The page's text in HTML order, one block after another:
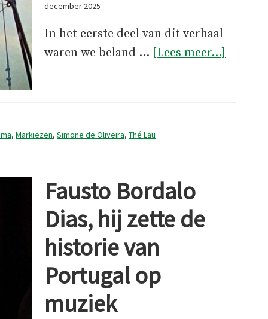
december 2025
In het eerste deel van dit verhaal
waren we beland … [Lees meer...]
, Markiezen, Simone de Oliveira, Thé Lau
Fausto Bordalo
Dias, hij zette de
historie van
Portugal op
muziek